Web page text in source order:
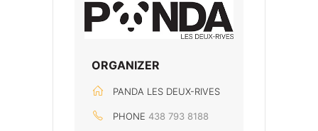
ORGANIZER
PANDA LES DEUX-RIVES
PHONE 438 793 8188